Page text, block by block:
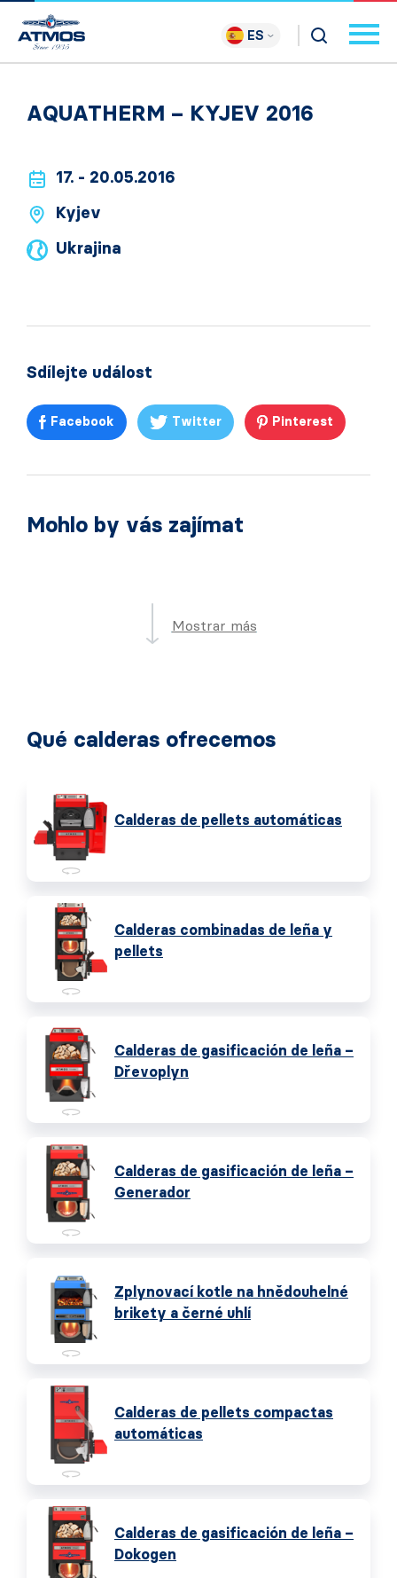
ES
AQUATHERM – KYJEV 2016
17. - 20.05.2016
Kyjev
Ukrajina
Sdílejte událost
Facebook Twitter Pinterest
Mohlo by vás zajímat
Mostrar más
Qué calderas ofrecemos
Calderas de pellets automáticas
Calderas combinadas de leña y
pellets
Calderas de gasificación de leña –
Dřevoplyn
Calderas de gasificación de leña –
Generador
Zplynovací kotle na hnědouhelné
brikety a černé uhlí
Calderas de pellets compactas
automáticas
Calderas de gasificación de leña –
Dokogen